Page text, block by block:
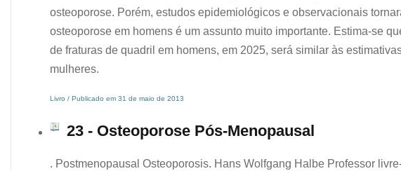
osteoporose. Porém, estudos epidemiológicos e observacionais
osteoporose em homens é um assunto muito importante. Estima-se
de fraturas de quadril em homens, em 2025, será similar às
mulheres.
Livro / Publicado em 31 de maio de 2013
23 - Osteoporose Pós-Menopausal
. Postmenopausal Osteoporosis. Hans Wolfgang Halbe Professor